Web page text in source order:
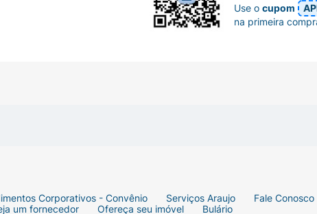
Corporativos - Convênio Serviços Araujo
Fale Conosco
um fornecedor Ofereça seu imóvel Bulário
Use ocupom
na primeira